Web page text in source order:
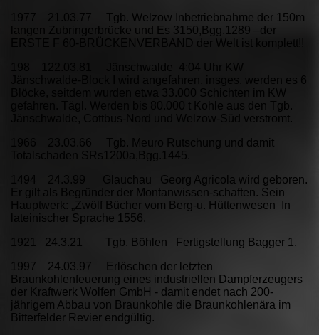
1977 21.03.77 Tgb. Welzow Inbetriebnahme der 150m
langen Zubringerbrücke und Es 3150,Bgg.1289 –der
ERSTE F 60-BRÜCKENVERBAND der Welt ist komplett!!
Jänschwalde-Block I wird angefahren, insges. werden es 6
Blöcke, seitdem wurden etwa 33.000 Schichten im KW
gefahren. Tägl. Werden bis 80.000 t Kohle aus den Tgb.
Jänschwalde, Cottbus-Nord und Welzow-Süd verstromt.
1966 23.03.66 Tgb. Meuro Rutschung und damit
Totalschaden SRs1200a,Bgg.1445.
1494 24.3.99 Glauchau Georg Agricola wird geboren.
Er gilt als Begründer der Montanwissen-schaften. Sein
Hauptwerk: „Zwölf Bücher vom Berg-u. Hüttenwesen In
lateinischer Sprache 1556.
1921 24.3.21 Tgb. Böhlen Fertigstellung Bagger 1.
1997 24.03.97 Erlöschen der letzten
Braunkohlenfeuerung eines industriellen Dampferzeugers
der Kraftwerk Wolfen GmbH - damit endet nach 200-
jährigem Abbau von Braunkohle die Braunkohlenära im
Bitterfelder Revier endgültig.